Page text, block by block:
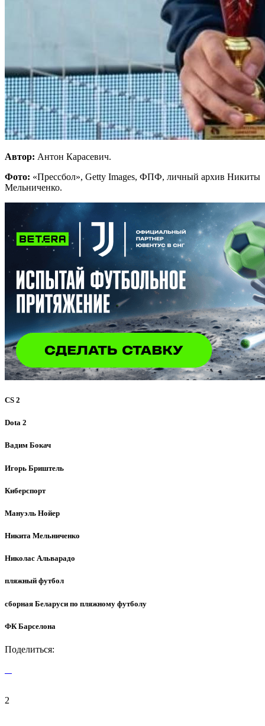
Автор: Антон Карасевич.
Фото: «Прессбол», Getty Images, ФПФ, личный архив Никиты
Мельниченко.
CS 2
Dota 2
Вадим Бокач
Игорь Бриштель
Киберспорт
Мануэль Нойер
Никита Мельниченко
Николас Альварадо
пляжный футбол
сборная Беларуси по пляжному футболу
ФК Барселона
Поделиться:
2